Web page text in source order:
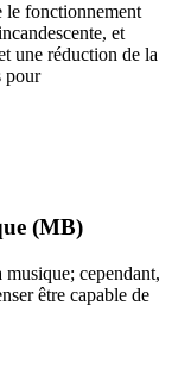
le fonctionnement
et
une réduction de la
pour
(MB)
cependant,
être capable de